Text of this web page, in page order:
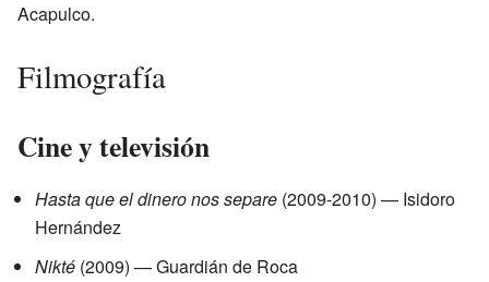
Acapulco.
Filmografía
Cine y televisión
Hasta que el dinero nos separe (2009-2010) — Isidoro
Hernández
Nikté (2009) — Guardián de Roca